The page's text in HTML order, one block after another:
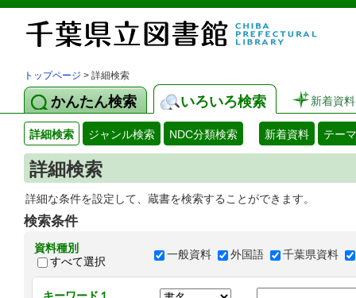
トップページ > 詳細検索
かんたん検索 いろいろ検索 新着資料
詳細検索 ジャンル検索 NDC分類検索 新着資料 テー
詳細検索
詳細な条件を設定して、蔵書を検索することができます。
検索条件
資料種別
すべて選択
一般資料 外国語 千葉県資料